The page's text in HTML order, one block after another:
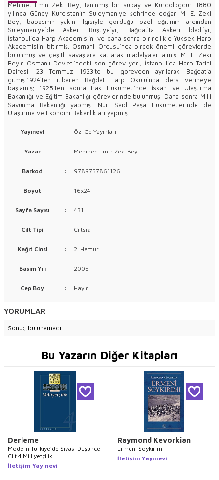
Mehmet Emin Zeki Bey, tanınmış bir subay ve Kürdologdur. 1880
yılında Güney Kürdistan`ın Süleymaniye şehrinde doğan M. E. Zeki
Bey, babasının yakın ilgisiyle gördüğü özel eğitimin ardından
Süleymaniye`de Askeri Rüştiye`yi, Bağdat`ta Askeri İdadi`yi,
İstanbul`da Harp Akademisi`ni ve daha sonra birincilikle Yüksek Harp
Akademisi`ni bitirmiş. Osmanlı Ordusu`nda birçok önemli görevlerde
bulunmuş ve çeşitli savaşlara katılarak madalyalar almış. M. E. Zeki
Beyin Osmanlı Devleti`ndeki son görev yeri, İstanbul`da Harp Tarihi
Dairesi. 23 Temmuz 1923`te bu görevden ayrılarak Bağdat`a
gitmiş.1924`ten itibaren Bağdat Harp Okulu`nda ders vermeye
başlamış; 1925`ten sonra Irak Hükümeti`nde İskan ve Ulaştırma
Bakanlığı ve Eğitim Bakanlığı görevlerinde bulunmuş. Daha sonra Milli
Savunma Bakanlığı yapmış. Nuri Said Paşa Hükümetlerinde de
Ulaştırma ve Ekonomi Bakanlıkları yapmış..
Yayınevi : Öz-Ge Yayınları
Yazar : Mehmed Emin Zeki Bey
Barkod : 9789757861126
Boyut : 16x24
Sayfa Sayısı : 431
Cilt Tipi : Ciltsiz
Kağıt Cinsi : 2. Hamur
Basım Yılı : 2005
Cep Boy : Hayır
YORUMLAR
Sonuç bulunamadı.
Bu Yazarın Diğer Kitapları
Derleme
Modern Türkiye’de Siyasi Düşünce
Cilt 4 Milliyetçilik
İletişim Yayınevi
Raymond Kevorkian
Ermeni Soykırımı
İletişim Yayınevi